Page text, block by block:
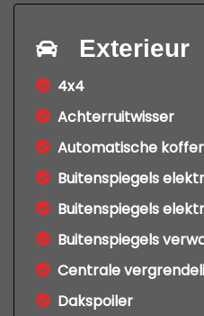
Exterieur
4x4
Achterruitwisser
Automatische
Buitenspiegels
Buitenspiegels
Buitenspiegels
Centrale
Dakspoiler